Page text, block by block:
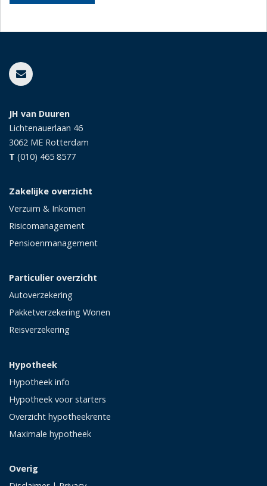
JH van Duuren
Lichtenauerlaan 46
3062 ME Rotterdam
T (010) 465 8577
Zakelijke overzicht
Verzuim & Inkomen
Risicomanagement
Pensioenmanagement
Particulier overzicht
Autoverzekering
Pakketverzekering Wonen
Reisverzekering
Hypotheek
Hypotheek info
Hypotheek voor starters
Overzicht hypotheekrente
Maximale hypotheek
Overig